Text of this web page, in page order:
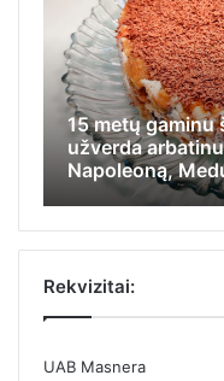
15 metų
užverda
Napoleoną,
Rekvizitai:
UAB Masnera